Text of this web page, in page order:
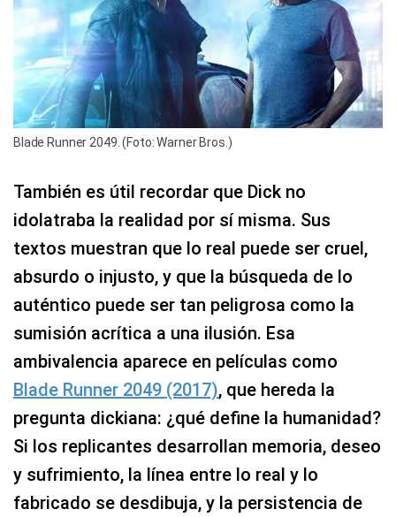
Blade Runner 2049. (Foto: Warner Bros.)
También es útil recordar que Dick no
idolatraba la realidad por sí misma. Sus
textos muestran que lo real puede ser cruel,
absurdo o injusto, y que la búsqueda de lo
auténtico puede ser tan peligrosa como la
sumisión acrítica a una ilusión. Esa
ambivalencia aparece en películas como
Blade Runner 2049 (2017), que hereda la
pregunta dickiana: ¿qué define la humanidad?
Si los replicantes desarrollan memoria, deseo
y sufrimiento, la línea entre lo real y lo
fabricado se desdibuja, y la persistencia de